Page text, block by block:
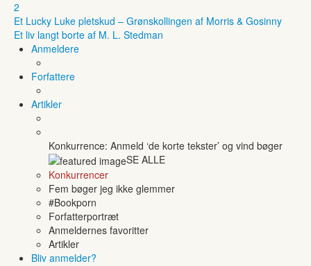
2
Et Lucky Luke pletskud – Grønskollingen af Morris & Gosinny
Et liv langt borte af M. L. Stedman
Anmeldere
Forfattere
Artikler
Konkurrence: Anmeld ‘de korte tekster’ og vind bøger
SE ALLE
Konkurrencer
Fem bøger jeg ikke glemmer
#Bookporn
Forfatterportræt
Anmeldernes favoritter
Artikler
Bliv anmelder?